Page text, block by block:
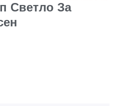
Светло За